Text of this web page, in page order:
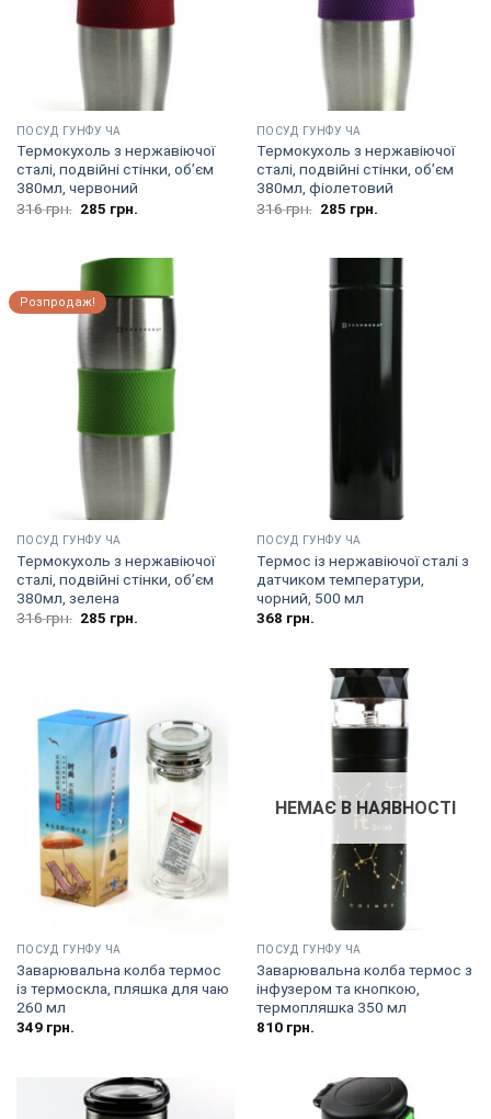
ПОСУД ГУНФУ ЧА
Термокухоль з нержавіючої
сталі, подвійні стінки, об’єм
380мл, червоний
316грн. Оригінальна
285 грн.
ПОСУД ГУНФУ ЧА
Термокухоль з нержавіючої
сталі, подвійні стінки, об’єм
380мл, фіолетовий
316грн. Оригінальна
285 грн.
Розпродаж!
ПОСУД ГУНФУ ЧА
Термокухоль з нержавіючої
сталі, подвійні стінки, об’єм
380мл, зелена
316грн. Оригінальна
285 грн.
ПОСУД ГУНФУ ЧА
Термос із нержавіючої сталі з
датчиком температури,
чорний, 500 мл
368 грн.
ПОСУД ГУНФУ ЧА
Заварювальна колба термос
із термоскла, пляшка для чаю
260 мл
349грн.
НЕМАЄ В НАЯВНОСТІ
ПОСУД ГУНФУ ЧА
Заварювальна колба термос з
інфузером та кнопкою,
термопляшка 350 мл
810грн.